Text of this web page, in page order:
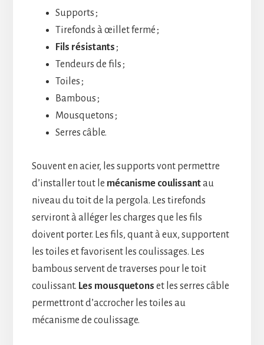
Supports ;
Tirefonds à œillet fermé ;
Fils résistants;
Tendeurs de fils ;
Toiles ;
Bambous ;
Mousquetons ;
Serres câble.
Souvent en acier, les supports vont permettre
d’installer tout le mécanisme coulissantau
niveau du toit de la pergola. Les tirefonds
serviront à alléger les charges que les fils
doivent porter. Les fils, quant à eux, supportent
les toiles et favorisent les coulissages. Les
bambous servent de traverses pour le toit
coulissant. Les mousquetons et les serres câble
permettront d’accrocher les toiles au
mécanisme de coulissage.